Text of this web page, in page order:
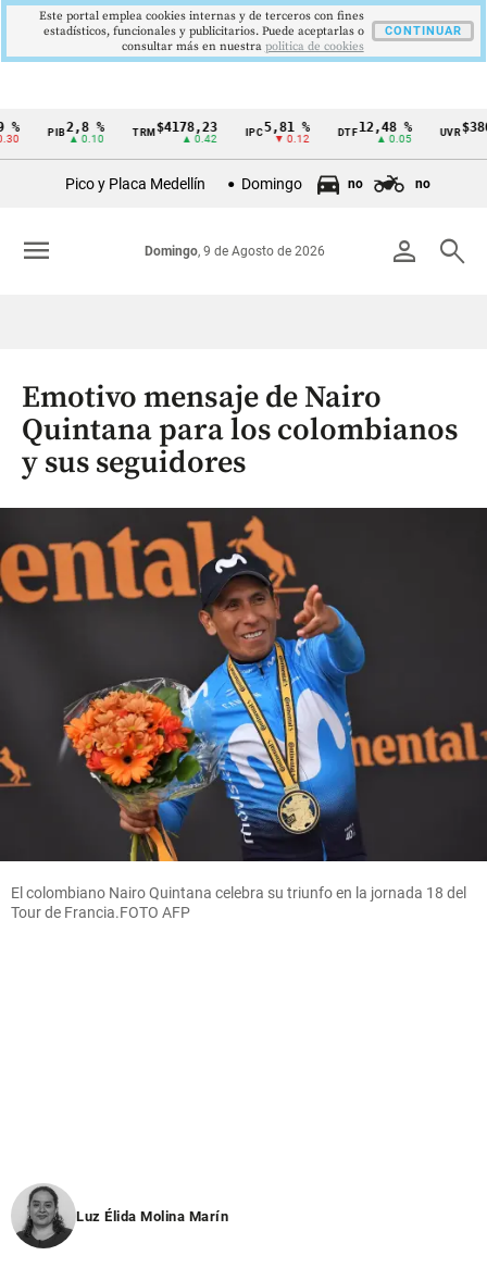
Cintillo
Colombia
PIB 2,8 %
▲ 0.10
TRM $4178,23
▲ 0.42
IPC 5,81 %
▼ 0.12
DTF 12,48 %
▲ 0.05
UVR
▲
Pico y Placa Medellín Domingo no no
person search
Domingo, 9 de Agosto de 2026
menu
Emotivo mensaje de Nairo
Quintana para los colombianos
y sus seguidores
El colombiano Nairo Quintana celebra su triunfo en la jornada 18 del
Tour de Francia.FOTO AFP
Luz Élida Molina Marín
Este portal emplea cookies internas y de terceros con fines
estadísticos, funcionales y publicitarios. Puede aceptarlas o
consultar más en nuestra politica de cookies
CONTINUAR